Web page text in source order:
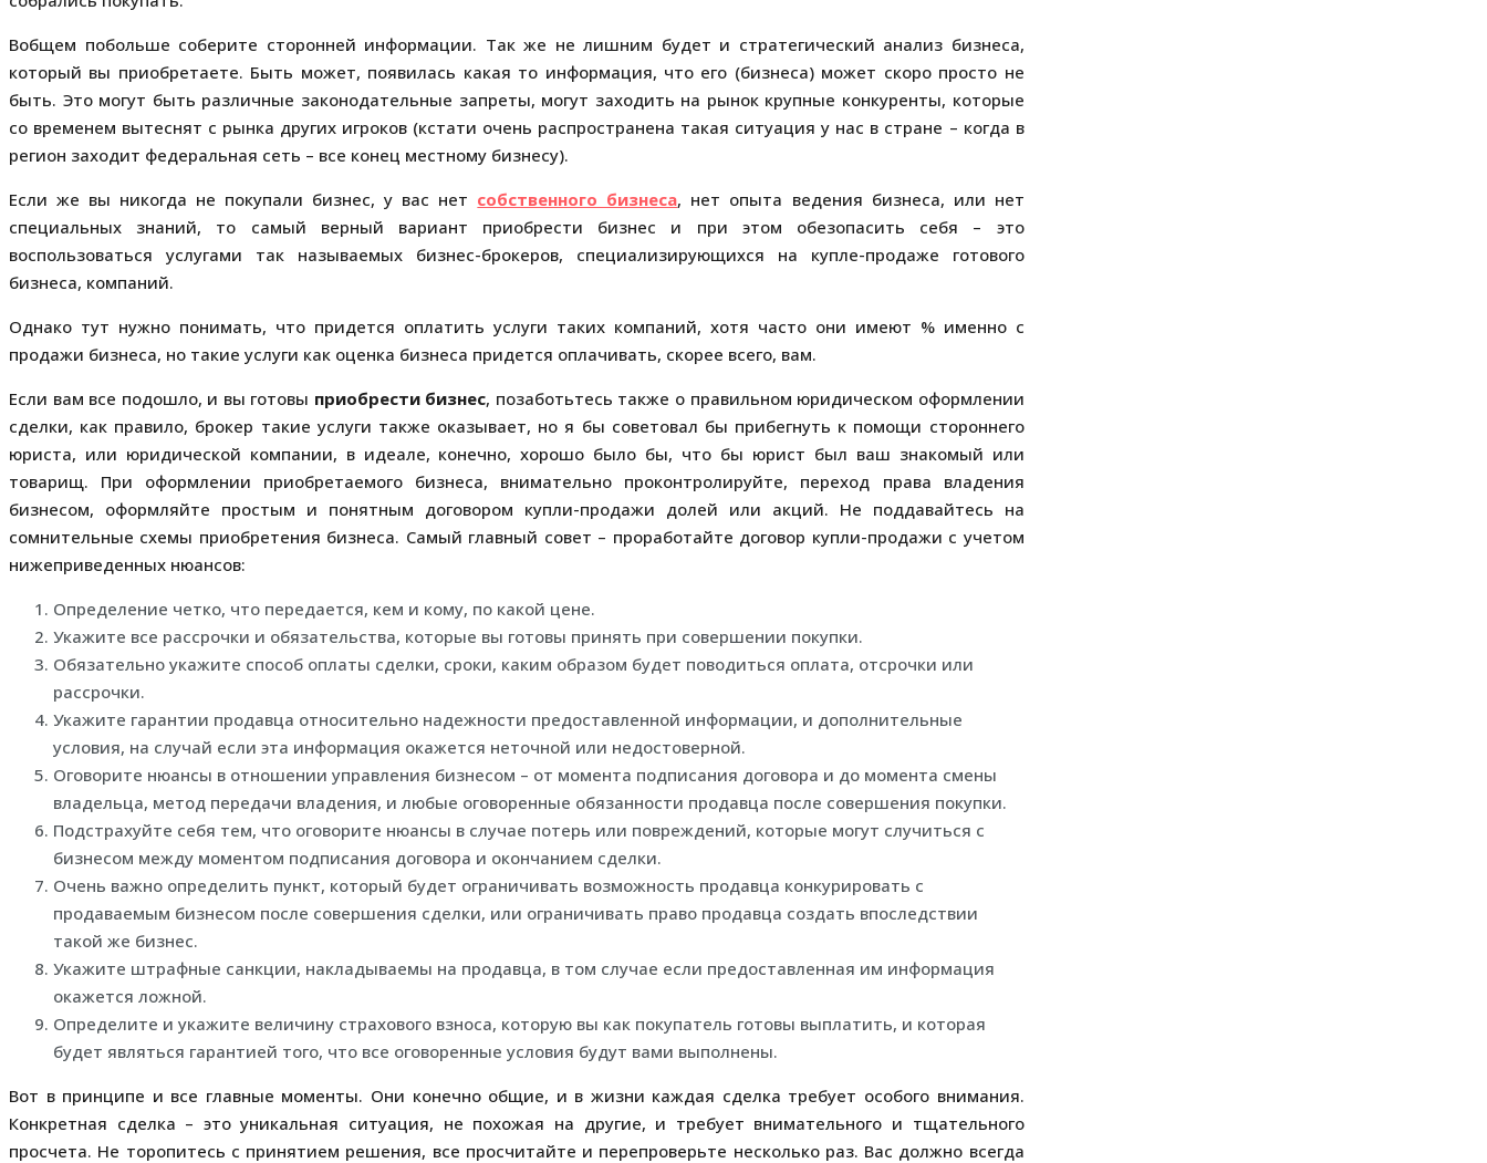
Вобщем побольше соберите сторонней информации. Так же не лишним будет и стратегический анализ бизнеса,
который вы приобретаете. Быть может, появилась какая то информация, что его (бизнеса) может скоро просто не
быть. Это могут быть различные законодательные запреты, могут заходить на рынок крупные конкуренты, которые
со временем вытеснят с рынка других игроков (кстати очень распространена такая ситуация у нас в стране – когда в
регион заходит федеральная сеть – все конец местному бизнесу).
Если же вы никогда не покупали бизнес, у вас нет собственного бизнеса, нет опыта ведения бизнеса, или нет
специальных знаний, то самый верный вариант приобрести бизнес и при этом обезопасить себя – это
воспользоваться услугами так называемых бизнес-брокеров, специализирующихся на купле-продаже готового
бизнеса, компаний.
Однако тут нужно понимать, что придется оплатить услуги таких компаний, хотя часто они имеют % именно с
продажи бизнеса, но такие услуги как оценка бизнеса придется оплачивать, скорее всего, вам.
Если вам все подошло, и вы готовы приобрести бизнес, позаботьтесь также о правильном юридическом оформлении
сделки, как правило, брокер такие услуги также оказывает, но я бы советовал бы прибегнуть к помощи стороннего
юриста, или юридической компании, в идеале, конечно, хорошо было бы, что бы юрист был ваш знакомый или
товарищ. При оформлении приобретаемого бизнеса, внимательно проконтролируйте, переход права владения
бизнесом, оформляйте простым и понятным договором купли-продажи долей или акций. Не поддавайтесь на
сомнительные схемы приобретения бизнеса. Самый главный совет – проработайте договор купли-продажи с учетом
нижеприведенных нюансов:
Определение четко, что передается, кем и кому, по какой цене.
Укажите все рассрочки и обязательства, которые вы готовы принять при совершении покупки.
Обязательно укажите способ оплаты сделки, сроки, каким образом будет поводиться оплата, отсрочки или
рассрочки.
Укажите гарантии продавца относительно надежности предоставленной информации, и дополнительные
условия, на случай если эта информация окажется неточной или недостоверной.
Оговорите нюансы в отношении управления бизнесом – от момента подписания договора и до момента смены
владельца, метод передачи владения, и любые оговоренные обязанности продавца после совершения покупки.
Подстрахуйте себя тем, что оговорите нюансы в случае потерь или повреждений, которые могут случиться с
бизнесом между моментом подписания договора и окончанием сделки.
Очень важно определить пункт, который будет ограничивать возможность продавца конкурировать с
продаваемым бизнесом после совершения сделки, или ограничивать право продавца создать впоследствии
такой же бизнес.
Укажите штрафные санкции, накладываемы на продавца, в том случае если предоставленная им информация
окажется ложной.
Определите и укажите величину страхового взноса, которую вы как покупатель готовы выплатить, и которая
будет являться гарантией того, что все оговоренные условия будут вами выполнены.
Вот в принципе и все главные моменты. Они конечно общие, и в жизни каждая сделка требует особого внимания.
Конкретная сделка – это уникальная ситуация, не похожая на другие, и требует внимательного и тщательного
просчета. Не торопитесь с принятием решения, все просчитайте и перепроверьте несколько раз. Вас должно всегда